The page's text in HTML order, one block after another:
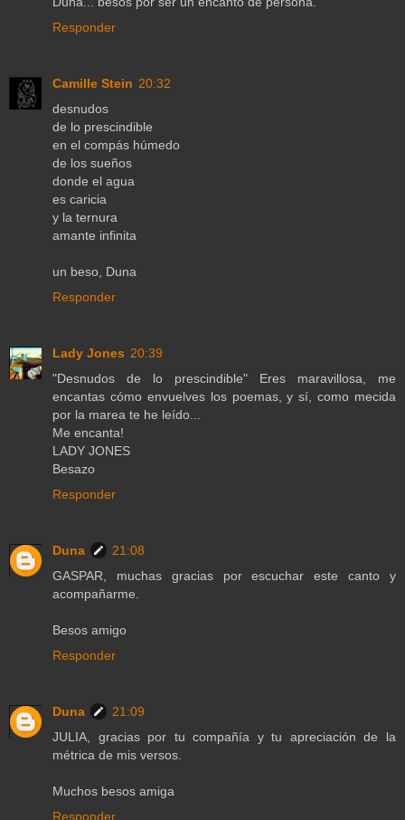
Responder
Camille Stein 20:32
desnudos
de lo prescindible
en el compás húmedo
de los sueños
donde el agua
es caricia
y la ternura
amante infinita
un beso, Duna
Responder
Lady Jones 20:39
"Desnudos de lo prescindible" Eres maravillosa, me
encantas cómo envuelves los poemas, y sí, como mecida
por la marea te he leído...
Me encanta!
LADY JONES
Besazo
Responder
Duna
21:08
GASPAR, muchas gracias por escuchar este canto y
acompañarme.
Besos amigo
Responder
Duna
21:09
JULIA, gracias por tu compañía y tu apreciación de la
métrica de mis versos.
Muchos besos amiga
Responder